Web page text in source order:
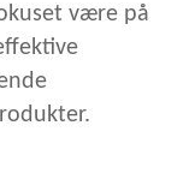
være på